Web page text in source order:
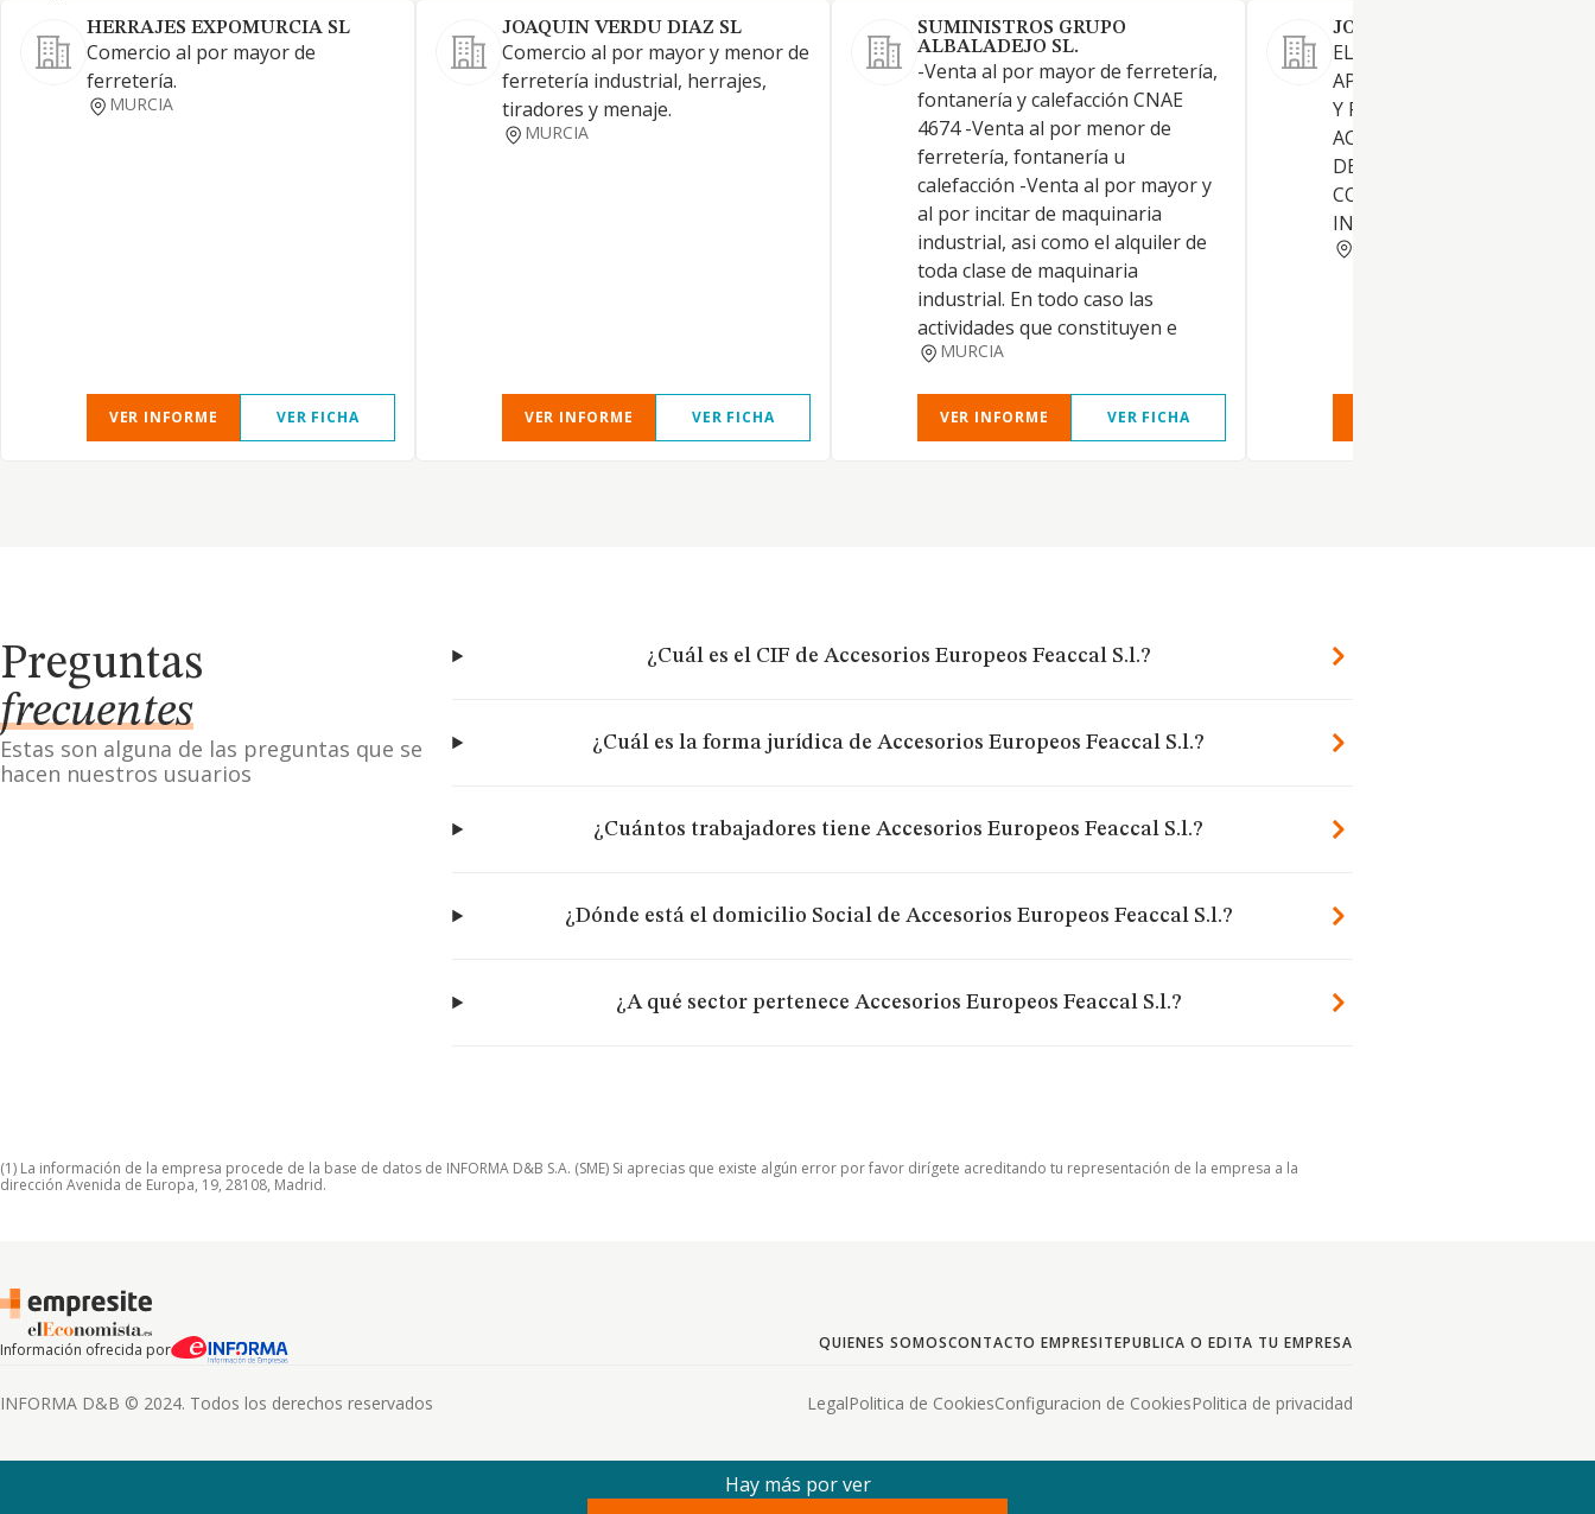
HERRAJES EXPOMURCIA SL
Comercio al por mayor de
ferretería.
MURCIA
VER INFORME VER FICHA
JOAQUIN VERDU DIAZ SL
Comercio al por mayor y menor de
ferretería industrial, herrajes,
tiradores y menaje.
MURCIA
VER INFORME VER FICHA
SUMINISTROS GRUPO
ALBALADEJO SL.
-Venta al por mayor de ferretería,
fontanería y calefacción CNAE
4674 -Venta al por menor de
ferretería, fontanería u
calefacción -Venta al por mayor y
al por incitar de maquinaria
industrial, asi como el alquiler de
toda clase de maquinaria
industrial. En todo caso las
actividades que constituyen e
MURCIA
VER INFORME VER FICHA
JOSE M CEREZO SL
EL COMERCIO MAYOR DE
APARATOS
Y FERRETERIA, ASI COMO
ACCESORIOS Y RECAMBIOS.
DE INTERMEDIARIOS DEL
COMERCIO. DIRECTA E
INDIRECTAMENTE.
Preguntas
frecuentes
Estas son alguna de las preguntas que se
hacen nuestros usuarios
¿Cuál es el CIF de Accesorios Europeos Feaccal S.l.?
¿Cuál es la forma jurídica de Accesorios Europeos Feaccal S.l.?
¿Cuántos trabajadores tiene Accesorios Europeos Feaccal S.l.?
¿Dónde está el domicilio Social de Accesorios Europeos Feaccal S.l.?
¿A qué sector pertenece Accesorios Europeos Feaccal S.l.?
(1) La información de la empresa procede de la base de datos de INFORMA D&B S.A. (SME) Si aprecias que existe algún error por favor dirígete acreditando tu representación de la empresa a la
dirección Avenida de Europa, 19, 28108, Madrid.
Información ofrecida por QUIENES SOMOSCONTACTO EMPRESITEPUBLICA O EDITA TU EMPRESA
INFORMA D&B © 2024. Todos los derechos reservados LegalPolitica de CookiesConfiguracion de CookiesPolitica de privacidad
Hay más por ver